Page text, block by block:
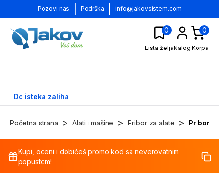
Pozovi nas Podrška info@jakovsistem.com
0
Lista željaNalog
0
Korpa
Do isteka zaliha
Početna strana > Alati i mašine > Pribor za alate > Pribor
%
Kupi, oceni i dobićeš promo kod sa neverovatnim
popustom!